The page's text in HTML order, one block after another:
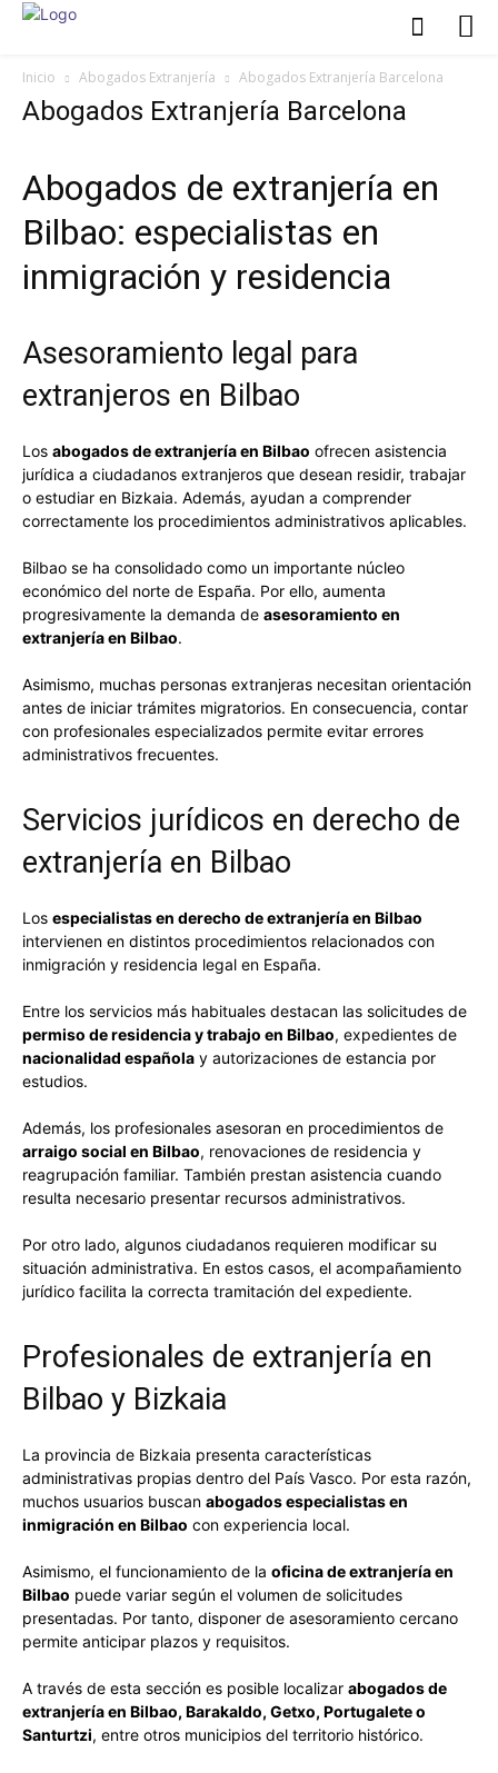
Inicio Abogados Extranjería Abogados Extranjería Barcelona
Abogados Extranjería Barcelona
Abogados de extranjería en
Bilbao: especialistas en
inmigración y residencia
Asesoramiento legal para
extranjeros en Bilbao
Los abogados de extranjería en Bilbao ofrecen asistencia
jurídica a ciudadanos extranjeros que desean residir, trabajar
o estudiar en Bizkaia. Además, ayudan a comprender
correctamente los procedimientos administrativos aplicables.
Bilbao se ha consolidado como un importante núcleo
económico del norte de España. Por ello, aumenta
progresivamente la demanda de asesoramiento en
extranjería en Bilbao.
Asimismo, muchas personas extranjeras necesitan orientación
antes de iniciar trámites migratorios. En consecuencia, contar
con profesionales especializados permite evitar errores
administrativos frecuentes.
Servicios jurídicos en derecho de
extranjería en Bilbao
Los especialistas en derecho de extranjería en Bilbao
intervienen en distintos procedimientos relacionados con
inmigración y residencia legal en España.
Entre los servicios más habituales destacan las solicitudes de
permiso de residencia y trabajo en Bilbao, expedientes de
nacionalidad española y autorizaciones de estancia por
estudios.
Además, los profesionales asesoran en procedimientos de
arraigo social en Bilbao, renovaciones de residencia y
reagrupación familiar. También prestan asistencia cuando
resulta necesario presentar recursos administrativos.
Por otro lado, algunos ciudadanos requieren modificar su
situación administrativa. En estos casos, el acompañamiento
jurídico facilita la correcta tramitación del expediente.
Profesionales de extranjería en
Bilbao y Bizkaia
La provincia de Bizkaia presenta características
administrativas propias dentro del País Vasco. Por esta razón,
muchos usuarios buscan abogados especialistas en
inmigración en Bilbao con experiencia local.
Asimismo, el funcionamiento de la oficina de extranjería en
Bilbao puede variar según el volumen de solicitudes
presentadas. Por tanto, disponer de asesoramiento cercano
permite anticipar plazos y requisitos.
A través de esta sección es posible localizar abogados de
extranjería en Bilbao, Barakaldo, Getxo, Portugalete o
Santurtzi, entre otros municipios del territorio histórico.